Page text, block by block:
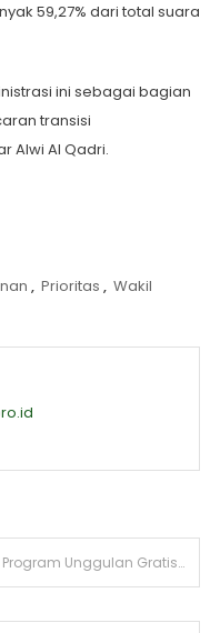
59,27% dari total suara
ini sebagai bagian
transisi
Alwi Al Qadri.
, Prioritas , Wakil
Ini Program Unggulan Gratispol dan Jospol Gubernur Kaltim Rudy Mas’ud